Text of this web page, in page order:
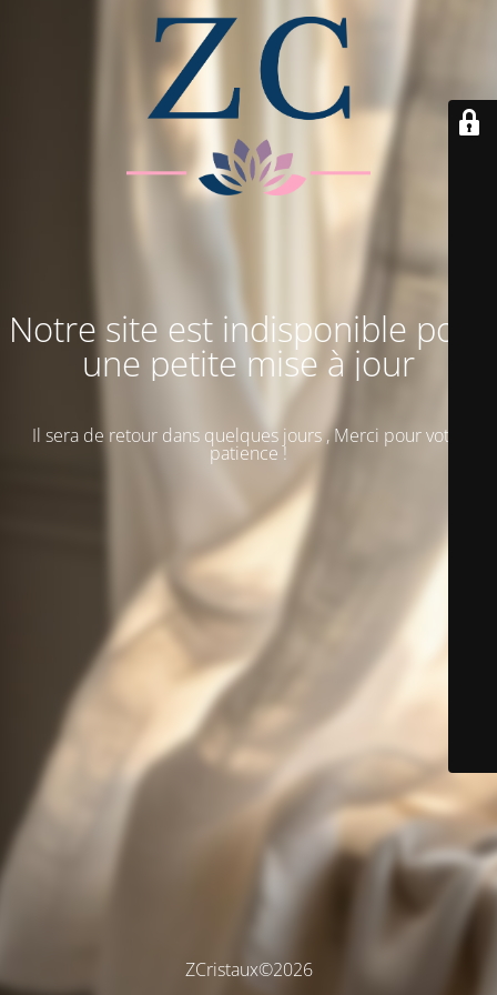
Notre site est indisponible pour
une petite mise à jour
Il sera de retour dans quelques jours , Merci pour votre
patience !
ZCristaux©2026